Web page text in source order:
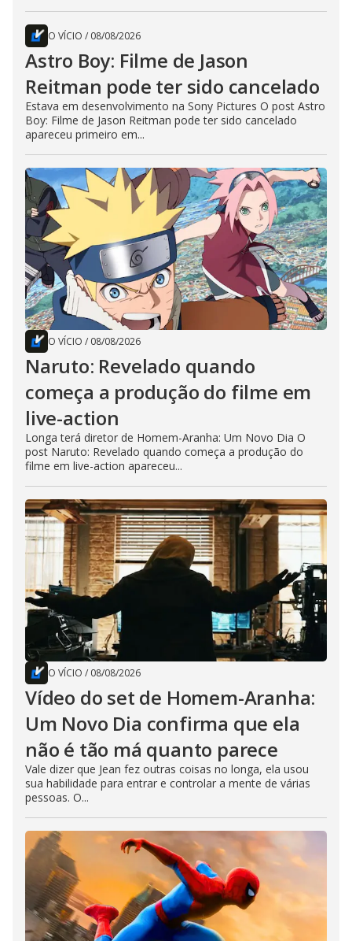
O VÍCIO / 08/08/2026
Astro Boy: Filme de Jason
Reitman pode ter sido cancelado
Estava em desenvolvimento na Sony Pictures O post Astro
Boy: Filme de Jason Reitman pode ter sido cancelado
apareceu primeiro em...
O VÍCIO / 08/08/2026
Naruto: Revelado quando
começa a produção do filme em
live-action
Longa terá diretor de Homem-Aranha: Um Novo Dia O
post Naruto: Revelado quando começa a produção do
filme em live-action apareceu...
O VÍCIO / 08/08/2026
Vídeo do set de Homem-Aranha:
Um Novo Dia confirma que ela
não é tão má quanto parece
Vale dizer que Jean fez outras coisas no longa, ela usou
sua habilidade para entrar e controlar a mente de várias
pessoas. O...